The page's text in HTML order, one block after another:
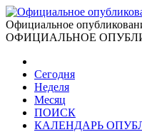
Официальное
ОФИЦИАЛЬНОЕ
Сегодня
Неделя
Месяц
ПОИСК
КАЛЕНДАРЬ